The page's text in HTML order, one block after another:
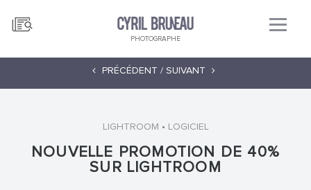
PHOTOGRAPHE
PRÉCÉDENT / SUIVANT
LIGHTROOM • LOGICIEL
NOUVELLE PROMOTION DE 40%
SUR LIGHTROOM